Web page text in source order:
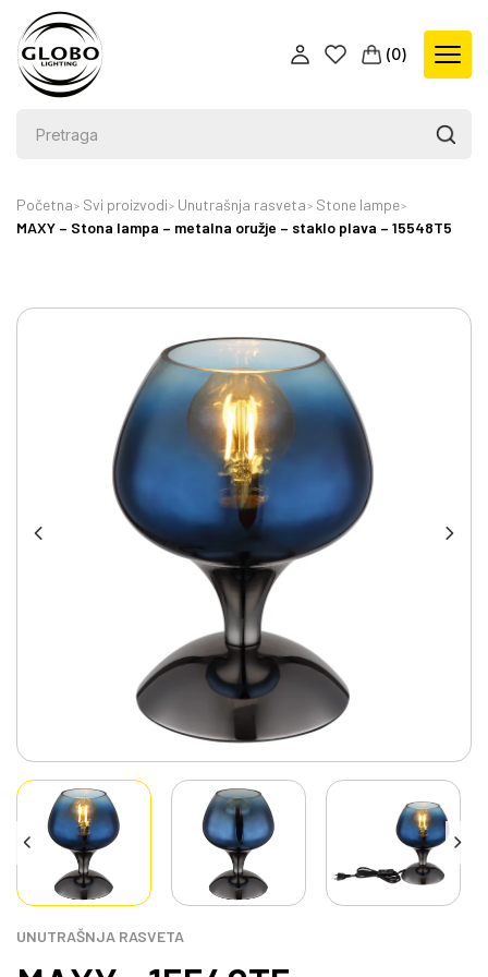
(0)
Početna Svi proizvodi Unutrašnja rasveta
Stone lampe
MAXY – Stona lampa – metalna oružje – staklo plava – 15548T5
UNUTRAŠNJA RASVETA